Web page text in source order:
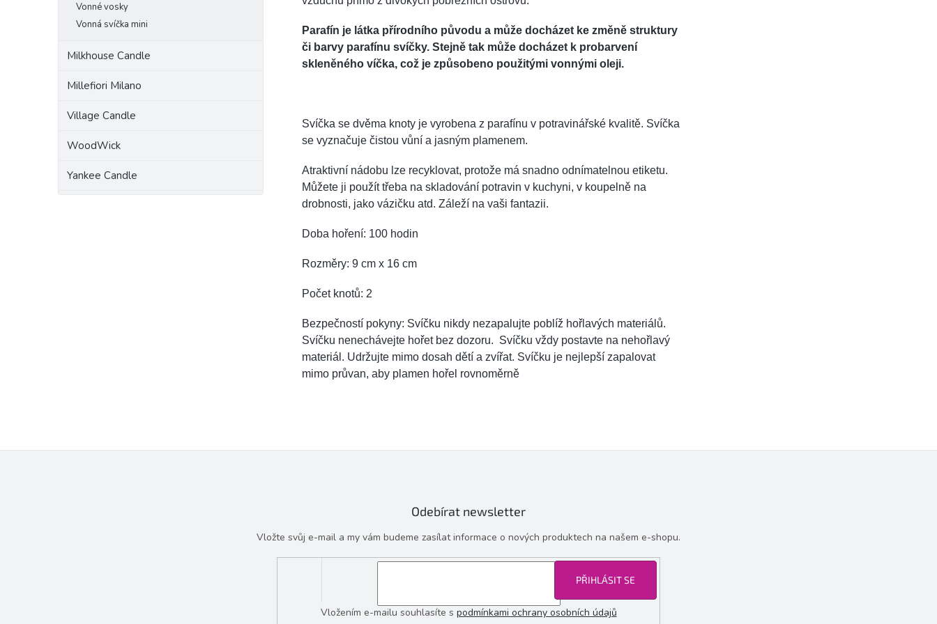
Vonné vosky
Vonná svíčka mini
Milkhouse Candle
Millefiori Milano
Village Candle
WoodWick
Yankee Candle
Parafín je látka přírodního původu a může docházet ke změně struktury
či barvy parafínu svíčky. Stejně tak může docházet k probarvení
skleněného víčka, což je způsobeno použitými vonnými oleji.
Svíčka se dvěma knoty je vyrobena z parafínu v potravinářské kvalitě. Svíčka
se vyznačuje čistou vůní a jasným plamenem.
Atraktivní nádobu lze recyklovat, protože má snadno odnímatelnou etiketu.
Můžete ji použít třeba na skladování potravin v kuchyni, v koupelně na
drobnosti, jako vázičku atd. Záleží na vaši fantazii.
Doba hoření: 100 hodin
Rozměry: 9 cm x 16 cm
Počet knotů: 2
Bezpečností pokyny: Svíčku nikdy nezapalujte poblíž hořlavých materiálů.
Svíčku nenechávejte hořet bez dozoru. Svíčku vždy postavte na nehořlavý
materiál. Udržujte mimo dosah dětí a zvířat. Svíčku je nejlepší zapalovat
mimo průvan, aby plamen hořel rovnoměrně
Odebírat newsletter
Vložte svůj e-mail a my vám budeme zasílat informace o nových produktech na našem e-shopu.
Vložením e-mailu souhlasíte s podmínkami ochrany osobních údajů
PŘIHLÁSIT SE